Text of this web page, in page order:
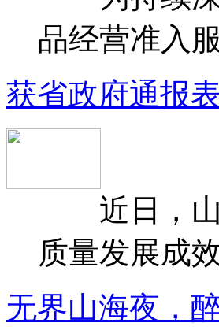
品经营准入
获省政府通报
近日，山
质量发展成
无界山海夜，